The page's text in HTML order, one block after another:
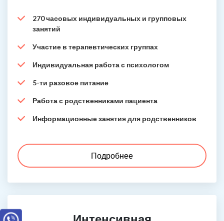
270 часовых индивидуальных и групповых
занятий
Участие в терапевтических группах
Индивидуальная работа с психологом
5-ти разовое питание
Работа с родственниками пациента
Информационные занятия для родственников
Подробнее